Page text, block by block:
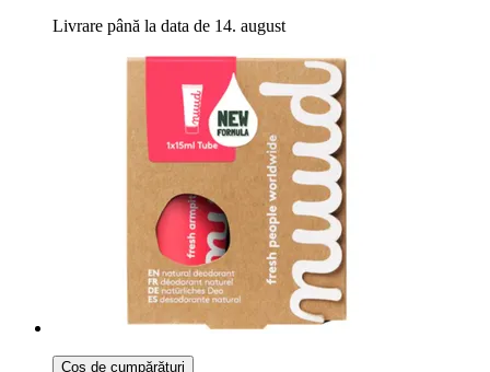
Livrare până la data de 14. august
Coș de cumpărături